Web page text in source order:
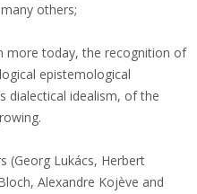
others;
more today, the recognition of
epistemological
dialectical idealism, of the
(Georg Lukács, Herbert
Alexandre Kojève and